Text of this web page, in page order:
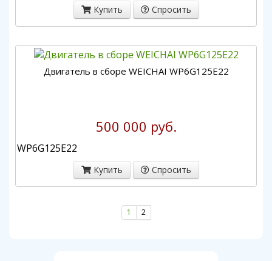
Купить Спросить
Двигатель в сборе WEICHAI WP6G125E22
500 000 руб.
WP6G125E22
Купить Спросить
1 2